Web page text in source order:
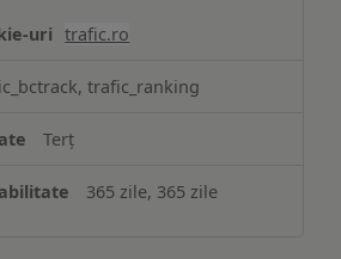
trafic.ro
trafic_ranking
Terț
365 zile, 365 zile